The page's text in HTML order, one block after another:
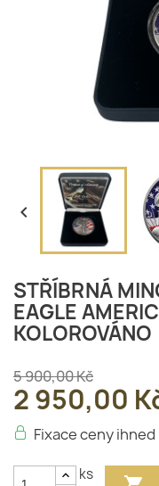

STŘÍBRNÁ
EAGLE
KOLOROVÁNO
5 900,00 Kč
2 950,00
Fixace ceny
ks